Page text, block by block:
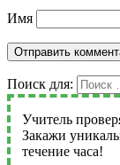
Имя
Поиск для:
Учитель
Закажи
течение часа!